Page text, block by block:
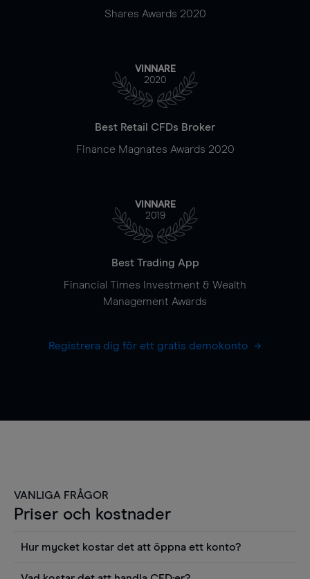
Shares Awards 2020
VINNARE
2020
Best Retail CFDs Broker
Finance Magnates Awards 2020
VINNARE
2019
Best Trading App
Financial Times Investment & Wealth
Management Awards
Registrera dig för ett gratis demokonto
VANLIGA FRÅGOR
Priser och kostnader
Hur mycket kostar det att öppna ett konto?